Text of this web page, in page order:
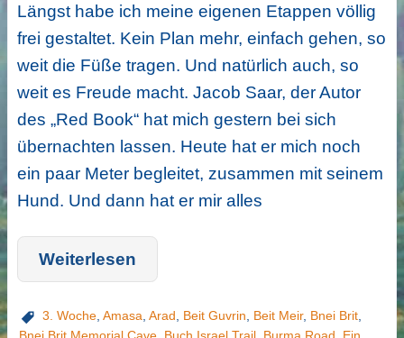
Längst habe ich meine eigenen Etappen völlig
frei gestaltet. Kein Plan mehr, einfach gehen, so
weit die Füße tragen. Und natürlich auch, so
weit es Freude macht. Jacob Saar, der Autor
des „Red Book“ hat mich gestern bei sich
übernachten lassen. Heute hat er mich noch
ein paar Meter begleitet, zusammen mit seinem
Hund. Und dann hat er mir alles
Weiterlesen
3. Woche, Amasa Arad Beit Guvrin Beit Meir, Bnei Brit,
Bnei Brit Memorial Cave, Buch Israel Trail, Burma Road
Ein